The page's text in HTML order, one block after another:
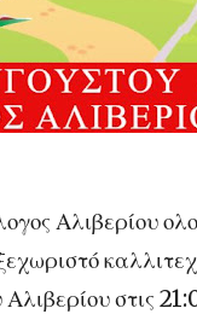
Αλιβερίου
στις